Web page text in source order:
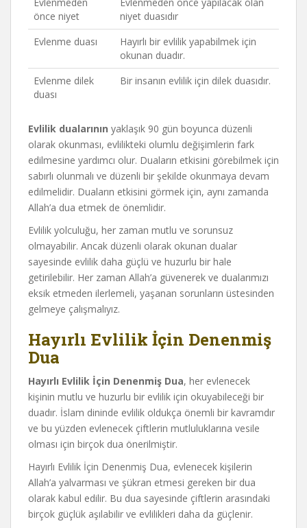
önce niyet
niyet duasıdır
Evlenme duası
Hayırlı bir evlilik yapabilmek için
okunan duadır.
Evlenme dilek
duası
Bir insanın evlilik için dilek duasıdır.
Evlilik dualarının yaklaşık 90 gün boyunca düzenli
olarak okunması, evlilikteki olumlu değişimlerin fark
edilmesine yardımcı olur. Duaların etkisini görebilmek için
sabırlı olunmalı ve düzenli bir şekilde okunmaya devam
edilmelidir. Duaların etkisini görmek için, aynı zamanda
Allah’a dua etmek de önemlidir.
Evlilik yolculuğu, her zaman mutlu ve sorunsuz
olmayabilir. Ancak düzenli olarak okunan dualar
sayesinde evlilik daha güçlü ve huzurlu bir hale
getirilebilir. Her zaman Allah’a güvenerek ve dualarımızı
eksik etmeden ilerlemeli, yaşanan sorunların üstesinden
gelmeye çalışmalıyız.
Hayırlı Evlilik İçin Denenmiş
Dua
Hayırlı Evlilik İçin Denenmiş Dua, her evlenecek
kişinin mutlu ve huzurlu bir evlilik için okuyabileceği bir
duadır. İslam dininde evlilik oldukça önemli bir kavramdır
ve bu yüzden evlenecek çiftlerin mutluluklarına vesile
olması için birçok dua önerilmiştir.
Hayırlı Evlilik İçin Denenmiş Dua, evlenecek kişilerin
Allah’a yalvarması ve şükran etmesi gereken bir dua
olarak kabul edilir. Bu dua sayesinde çiftlerin arasındaki
birçok güçlük aşılabilir ve evlilikleri daha da güçlenir.